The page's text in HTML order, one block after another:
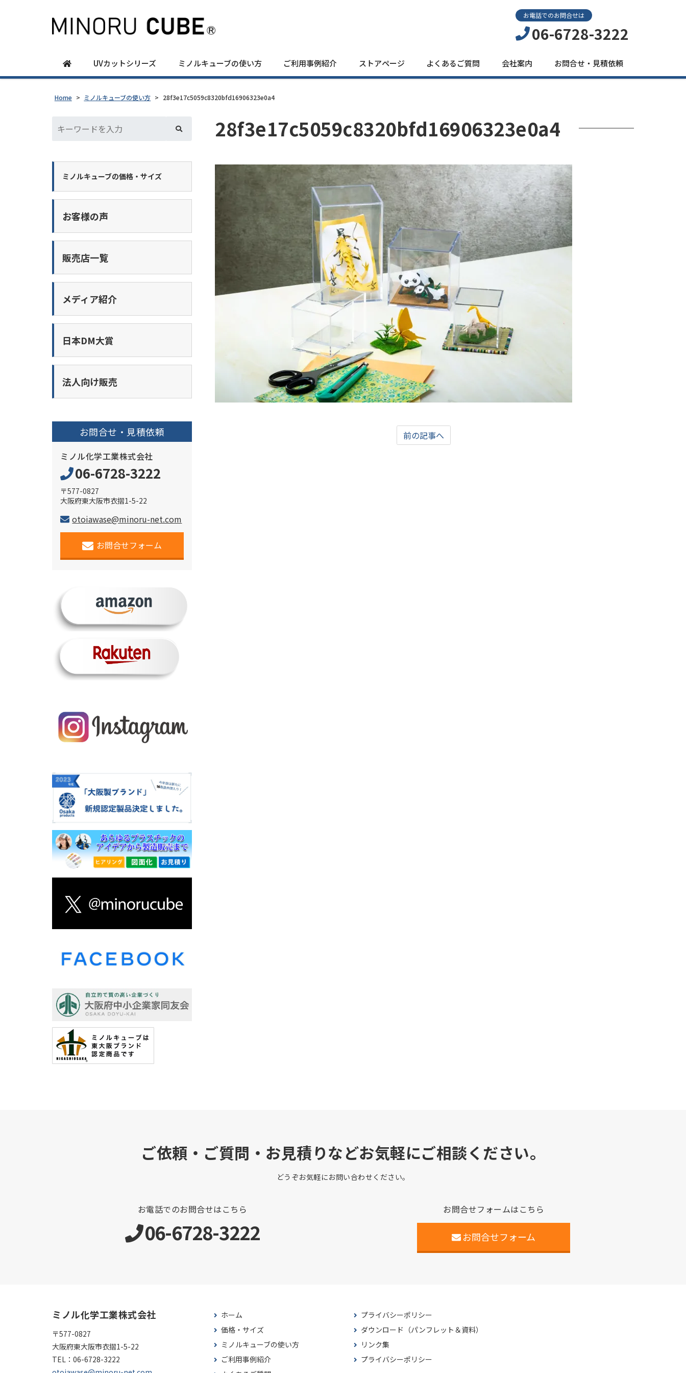
お電話でのお問合せは
06-6728-3222
UVカットシリーズ ミノルキューブの使い方 ご利用事例紹介 ストアページ よくあるご質問 会社案内 お問合せ・見積依頼
Home > ミノルキューブの使い方 > 28f3e17c5059c8320bfd16906323e0a4
28f3e17c5059c8320bfd16906323e0a4
前の記事へ
ミノルキューブの価格・サイズ
お客様の声
販売店一覧
メディア紹介
日本DM大賞
法人向け販売
お問合せ・見積依頼
ミノル化学工業株式会社
06-6728-3222
〒577-0827
大阪府東大阪市衣摺1-5-22
otoiawase@minoru-net.com
お問合せフォーム
ご依頼・ご質問・お見積りなどお気軽にご相談ください。
どうぞお気軽にお問い合わせください。
お電話でのお問合せはこちら
06-6728-3222
お問合せフォームはこちら
お問合せフォーム
ミノル化学工業株式会社
〒577-0827
大阪府東大阪市衣摺1-5-22
TEL： 06-6728-3222
ホーム
価格・サイズ
ミノルキューブの使い方
ご利用事例紹介
プライバシーポリシー
ダウンロード（パンフレット＆資料）
リンク集
プライバシーポリシー